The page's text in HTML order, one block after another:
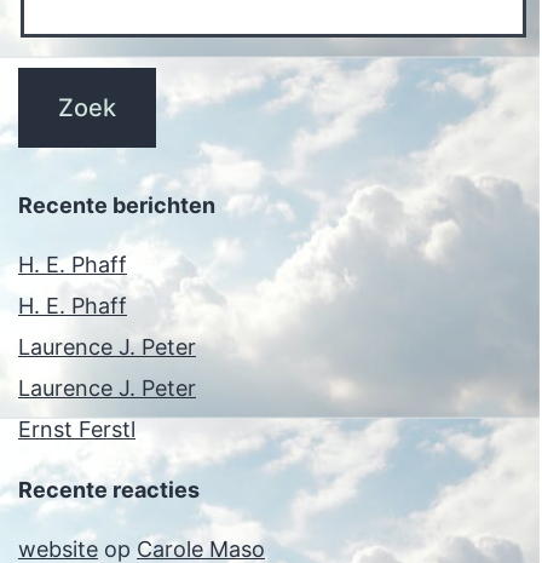
Recente berichten
H. E. Phaff
H. E. Phaff
Laurence J. Peter
Laurence J. Peter
Ernst Ferstl
Recente reacties
website op Carole Maso